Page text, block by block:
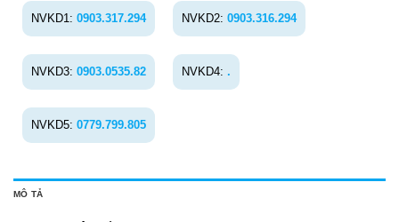
NVKD1: 0903.317.294 NVKD2: 0903.316.294
NVKD3: 0903.0535.82 NVKD4: .
NVKD5: 0779.799.805
MÔ TẢ